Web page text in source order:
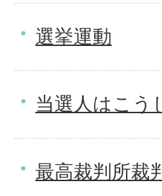
選挙運動
当選人はこう
最高裁判所裁